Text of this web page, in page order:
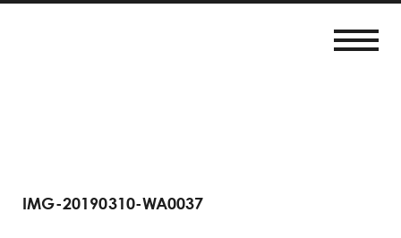
IMG-20190310-WA0037